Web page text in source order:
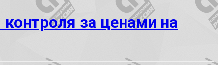
за ценами на